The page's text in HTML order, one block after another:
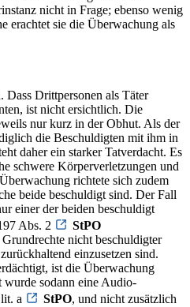
nicht in Frage; ebenso wenig
erachtet sie die Überwachung als
Drittpersonen als Täter
ist nicht ersichtlich. Die
nur kurz in der Obhut. Als der
die Beschuldigten mit ihm in
daher ein starker Tatverdacht. Es
schwere Körperverletzungen und
richtete sich zudem
beide beschuldigt sind. Der Fall
einer der beiden beschuldigt
Abs. 2
StPO
nicht beschuldigter
einzusetzen sind.
ist die Überwachung
wurde sodann eine Audio-
a
StPO, und nicht zusätzlich